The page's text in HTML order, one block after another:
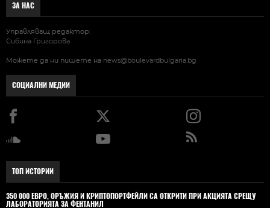
ЗА НАС
Управляващ редактор:
Сибина Григорова
Можете да ни пишете на news@boulevardbulgaria.bg
СОЦИАЛНИ МЕДИИ
ТОП ИСТОРИИ
350 000 ЕВРО, ОРЪЖИЯ И КРИПТОПОРТФЕЙЛИ СА ОТКРИТИ ПРИ АКЦИЯТА СРЕЩУ
ЛАБОРАТОРИЯТА ЗА ФЕНТАНИЛ